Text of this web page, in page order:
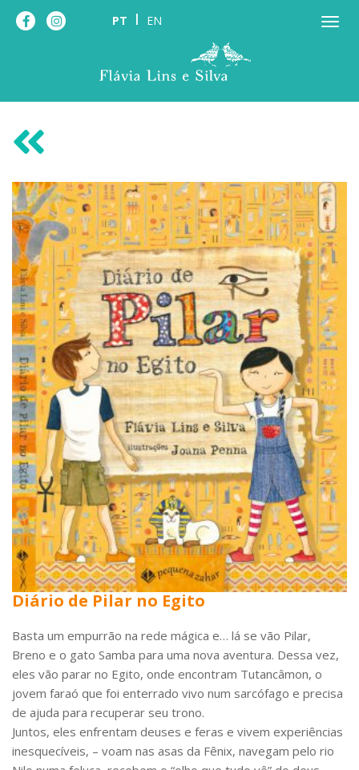
PT EN
Diário de Pilar no Egito
Basta um empurrão na rede mágica e… lá se vão Pilar,
Breno e o gato Samba para uma nova aventura. Dessa vez,
eles vão parar no Egito, onde encontram Tutancâmon, o
jovem faraó que foi enterrado vivo num sarcófago e precisa
de ajuda para recuperar seu trono.
Juntos, eles enfrentam deuses e feras e vivem experiências
inesquecíveis, – voam nas asas da Fênix, navegam pelo rio